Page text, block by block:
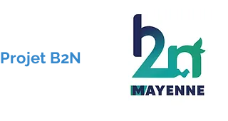
Projet B2N